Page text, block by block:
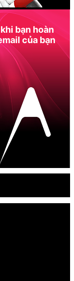
bạn hoàn
của bạn